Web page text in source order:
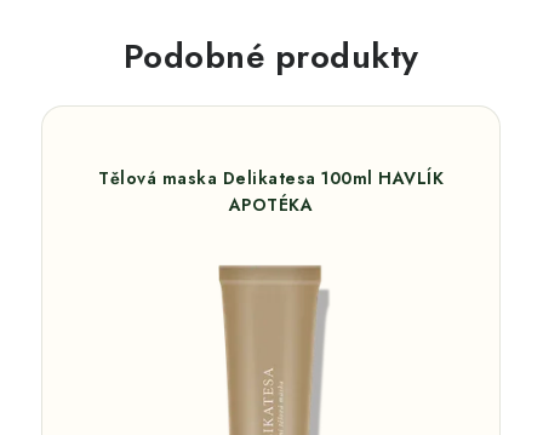
Podobné produkty
Tělová maska Delikatesa 100ml HAVLÍK
APOTÉKA